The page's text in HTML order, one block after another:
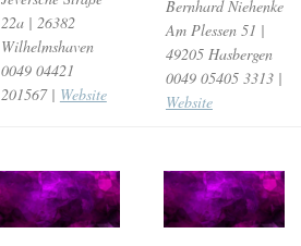
22a | 26382
Wilhelmshaven
0049 04421
201567 | Website
Bernhard Niehenke
Am Plessen 51 |
49205 Hasbergen
0049 05405 3313 |
Website